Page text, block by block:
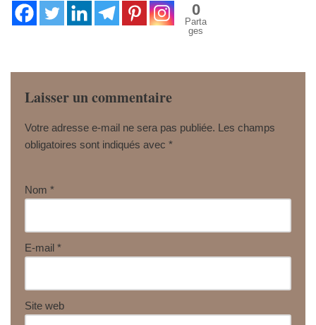
0
Parta
ges
Laisser un commentaire
Votre adresse e-mail ne sera pas publiée. Les champs
obligatoires sont indiqués avec *
Nom *
E-mail *
Site web